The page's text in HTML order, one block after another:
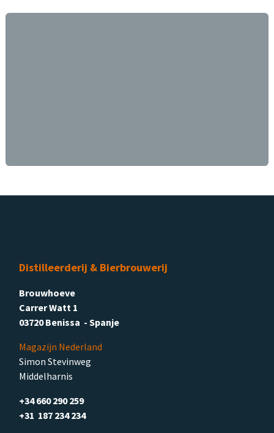
Distilleerderij & Bierbrouwerij
Brouwhoeve
Carrer Watt 1
03720 Benissa - Spanje
Magazijn Nederland
Simon Stevinweg
Middelharnis
+34 660 290 259
+31 187 234 234